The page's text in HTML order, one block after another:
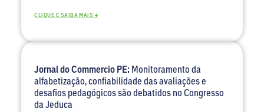
CLIQUE E SAIBA MAIS +
Jornal do Commercio PE:Monitoramento da
alfabetização, confiabilidade das avaliações e
desafios pedagógicos são debatidos no Congresso
da Jeduca